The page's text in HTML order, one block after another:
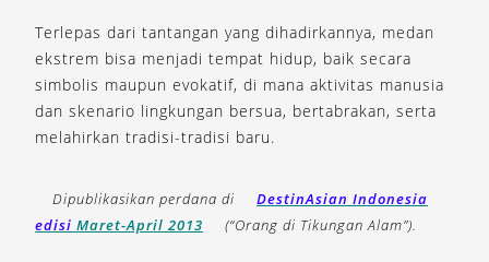
Terlepas dari tantangan yang dihadirkannya, medan
ekstrem bisa menjadi tempat hidup, baik secara
simbolis maupun evokatif, di mana aktivitas manusia
dan skenario lingkungan bersua, bertabrakan, serta
melahirkan tradisi-tradisi baru.
Dipublikasikan perdana di
DestinAsian Indonesia
edisi Maret-April 2013
(“Orang di Tikungan Alam”).